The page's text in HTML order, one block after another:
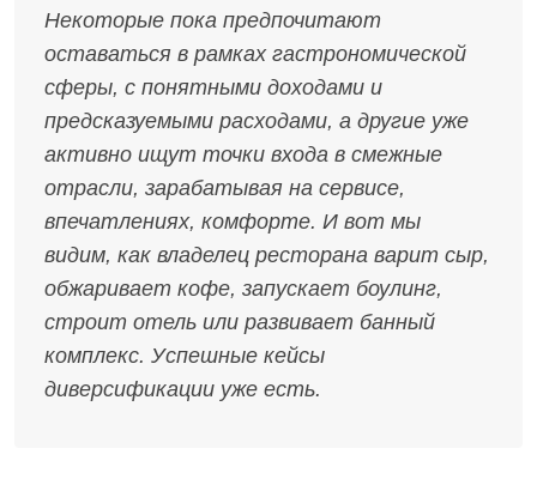
Некоторые пока предпочитают
оставаться в рамках гастрономической
сферы, с понятными доходами и
предсказуемыми расходами, а другие уже
активно ищут точки входа в смежные
отрасли, зарабатывая на сервисе,
впечатлениях, комфорте. И вот мы
видим, как владелец ресторана варит сыр,
обжаривает кофе, запускает боулинг,
строит отель или развивает банный
комплекс. Успешные кейсы
диверсификации уже есть.